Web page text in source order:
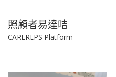
照顧者易達咭
CAREREPS Platform